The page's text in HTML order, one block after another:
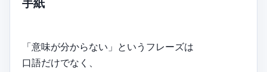
手紙
「意味が分からない」というフレーズは
口語だけでなく、